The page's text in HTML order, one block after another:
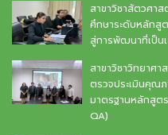
สาขาวิชาสัตวศา
ศึกษาระดับหลักสู
สู่การพัฒนาที่เป็น
สาขาวิชาวิทยาศา
ตรวจประเมินคุณ
มาตรฐานหลักสูต
QA)